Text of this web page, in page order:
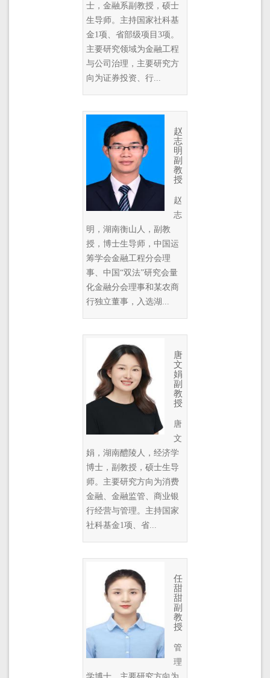
士，金融系副教授，硕士
生导师。主持国家社科基
金1项、省部级项目3项。
主要研究领域为金融工程
与公司治理，主要研究方
向为证券投资、行...
赵
志
明
副
教
授
赵
志
明，湖南衡山人，副教
授，博士生导师，中国运
筹学会金融工程分会理
事、中国“双法”研究会量
化金融分会理事和某农商
行独立董事，入选湖...
唐
文
娟
副
教
授
唐
文
娟，湖南醴陵人，经济学
博士，副教授，硕士生导
师。主要研究方向为消费
金融、金融监管、商业银
行经营与管理。主持国家
社科基金1项、省...
任
甜
甜
副
教
授
管
理